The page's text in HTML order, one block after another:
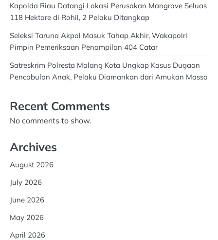
Kapolda Riau Datangi Lokasi Perusakan Mangrove Seluas
118 Hektare di Rohil, 2 Pelaku Ditangkap
Seleksi Taruna Akpol Masuk Tahap Akhir, Wakapolri
Pimpin Pemeriksaan Penampilan 404 Catar
Satreskrim Polresta Malang Kota Ungkap Kasus Dugaan
Pencabulan Anak, Pelaku Diamankan dari Amukan Massa
Recent Comments
No comments to show.
Archives
August 2026
July 2026
June 2026
May 2026
April 2026